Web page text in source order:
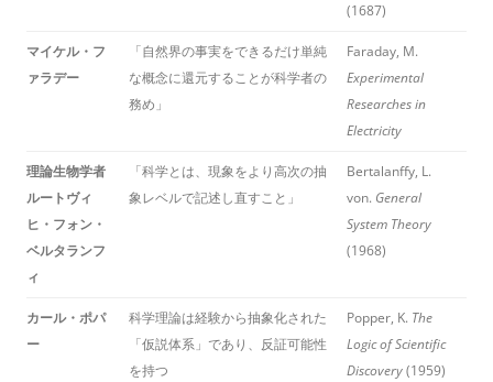
(1687)
マイケル・フ
ァラデー
「自然界の事実をできるだけ単純
な概念に還元することが科学者の
務め」
Faraday, M.
Experimental
Researches in
Electricity
理論生物学者
ルートヴィ
ヒ・フォン・
ベルタランフ
ィ
「科学とは、現象をより高次の抽
象レベルで記述し直すこと」
Bertalanffy, L.
von. General
System Theory
(1968)
カール・ポパ
ー
科学理論は経験から抽象化された
「仮説体系」であり、反証可能性
を持つ
Popper, K. The
Logic of Scientific
Discovery(1959)